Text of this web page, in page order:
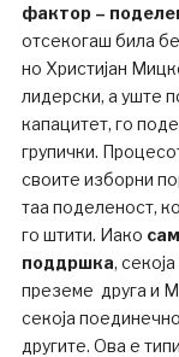
фактор –
отсекогаш била
но Христијан
лидерски, а уште
капацитет, го
групички.
своите изборни
таа поделеност,
го штити. Иако
поддршка,
преземе друга и
секоја
другите. Ова е